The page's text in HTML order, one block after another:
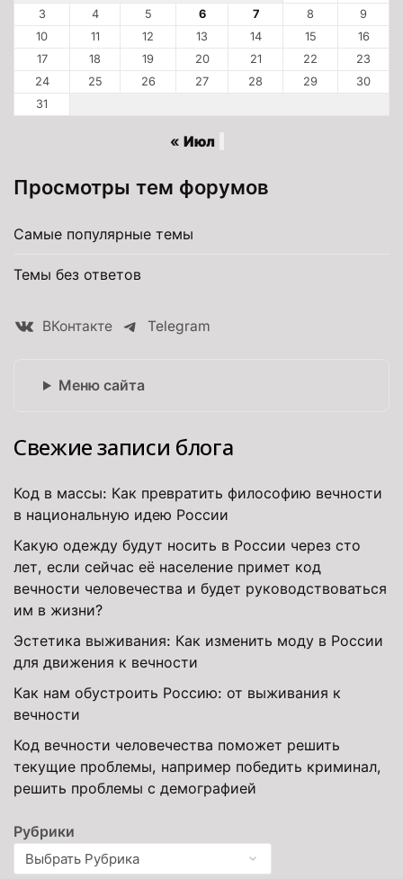
3
4 5 6 7 8
9
10
11 12 13 14 15
16
17
18 19 20 21 22
23
24
25 26 27 28 29
30
31
« Июл
Просмотры тем форумов
Самые популярные темы
Темы без ответов
ВКонтакте Telegram
Меню сайта
Свежие записи блога
Код в массы: Как превратить философию вечности
в национальную идею России
Какую одежду будут носить в России через сто
лет, если сейчас её население примет код
вечности человечества и будет руководствоваться
им в жизни?
Эстетика выживания: Как изменить моду в России
для движения к вечности
Как нам обустроить Россию: от выживания к
вечности
Код вечности человечества поможет решить
текущие проблемы, например победить криминал,
решить проблемы с демографией
Рубрики